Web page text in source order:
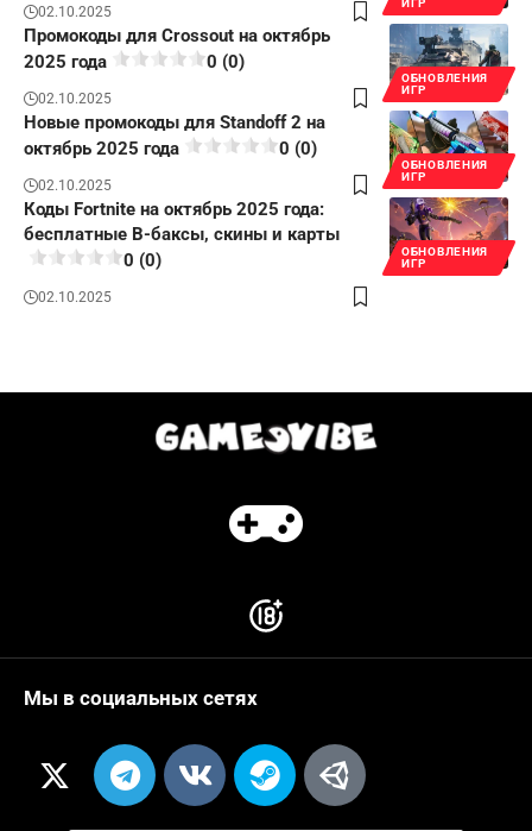
ИГР
02.10.2025
ОБНОВЛЕНИЯ
ИГР
Промокоды для Crossout на октябрь
2025 года
0 (0)
02.10.2025
ОБНОВЛЕНИЯ
ИГР
Новые промокоды для Standoff 2 на
октябрь 2025 года
0 (0)
02.10.2025
ОБНОВЛЕНИЯ
ИГР
Коды Fortnite на октябрь 2025 года:
бесплатные В-баксы, скины и карты
0 (0)
02.10.2025
Мы в социальных сетях